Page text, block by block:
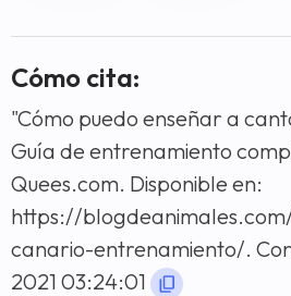
Cómo cita:
"Cómo puedo enseñar a
Guía de entrenamiento
Quees.com. Disponible en:
https://
canario-entrenamiento/.
2021 03:24:01